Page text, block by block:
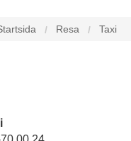
Resa Taxi